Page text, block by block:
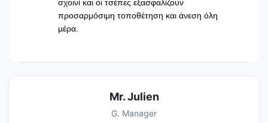
σχοινί και οι τσέπες εξασφαλίζουν
προσαρμόσιμη τοποθέτηση και άνεση όλη
μέρα.
Mr. Julien
G. Manager